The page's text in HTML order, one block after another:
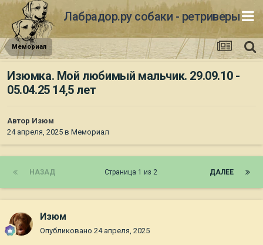
Лабрадор.ру собаки - ретриверы
Мемориал
Изюмка. Мой любимый мальчик. 29.09.10 -
05.04.25 14,5 лет
Автор Изюм
24 апреля, 2025 в Мемориал
НАЗАД ДАЛЕЕ
Страница 1 из 2
Изюм
Опубликовано 24 апреля, 2025